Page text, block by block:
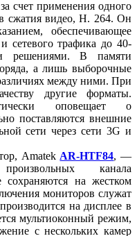
счет применения одного
сжатия видео, H. 264. Он
обеспечивающее
сетевого трафика до 40-
решениями. В памяти
а лишь выборочные
между ними. При
другие форматы.
оповещает о
поставляются внешние
сети через сети 3G и
Amatek AR-HTF84, —
канала
на жестком
мониторов служат
на дисплее в
мультиоконный режим,
с нескольких камер